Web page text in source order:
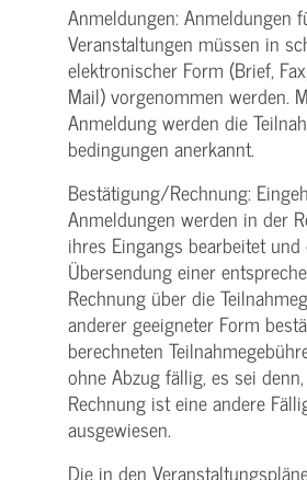
Anmeldungen: Anmeldungen
Veranstaltungen müssen in
elektronischer Form (Brief,
Mail) vorgenommen werden.
Anmeldung werden die
bedingungen anerkannt.
Bestätigung­/Rechnung:
Anmeldungen werden in der
ihres Eingangs bearbeitet
Übersendung einer
Rechnung über die
anderer geeigneter Form
berechneten
ohne Abzug fällig, es sei
Rechnung ist eine andere
ausgewiesen.
Die in den